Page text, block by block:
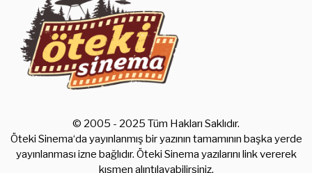
© 2005 - 2025 Tüm Hakları Saklıdır.
Öteki Sinema‘da yayınlanmış bir yazının tamamının başka yerde
yayınlanması izne bağlıdır. Öteki Sinema yazılarını link vererek
kısmen alıntılayabilirsiniz.